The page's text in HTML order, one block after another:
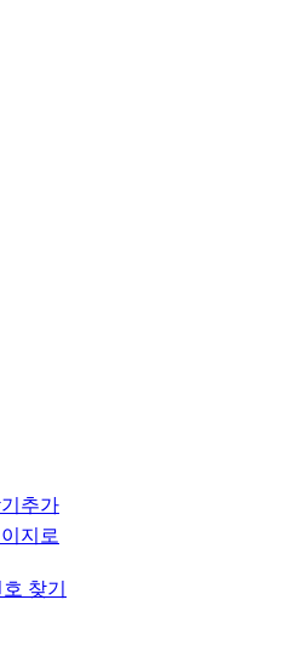
추가
지로
찾기